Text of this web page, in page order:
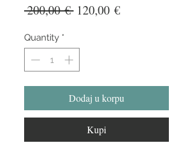
200,00 € Regular
120,00 €Sale
Quantity *
Dodaj u korpu
Kupi